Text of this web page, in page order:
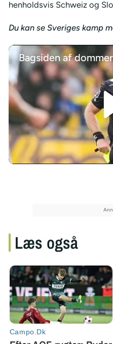
henholdsvis Schweiz og
Du kan se Sveriges kamp